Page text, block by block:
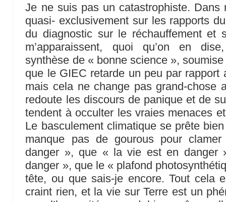
Je ne suis pas un catastrophiste.
quasi- exclusivement sur les rapports
du diagnostic sur le réchauffement et
m’apparaissent, quoi qu’on en
synthèse de « bonne science »,
que le GIEC retarde un peu par rapport
mais cela ne change pas grand-chose
redoute les discours de panique et de
tendent à occulter les vraies menaces
Le basculement climatique se prête
manque pas de gourous pour
danger », que « la vie est en danger
danger », que le « plafond
tête, ou que sais-je encore. Tout cela
craint rien, et la vie sur Terre est un